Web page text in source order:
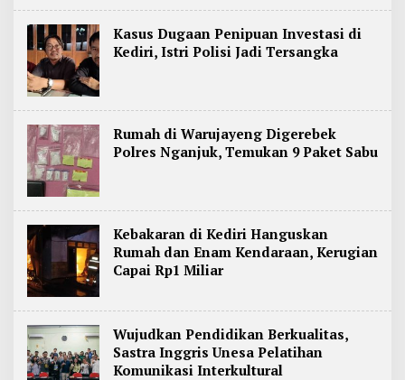
n
l
i
n
e
w
a
T
i
u
r
Kasus Dugaan Penipuan Investasi di
Kediri, Istri Polisi Jadi Tersangka
Rumah di Warujayeng Digerebek
Polres Nganjuk, Temukan 9 Paket Sabu
Kebakaran di Kediri Hanguskan
Rumah dan Enam Kendaraan, Kerugian
Capai Rp1 Miliar
Wujudkan Pendidikan Berkualitas,
Sastra Inggris Unesa Pelatihan
Komunikasi Interkultural